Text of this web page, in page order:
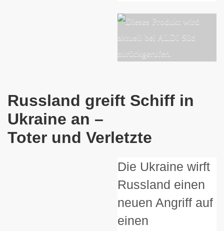
Russland greift Schiff in
Ukraine an –
Toter und Verletzte
Die Ukraine wirft
Russland einen
neuen Angriff auf
einen